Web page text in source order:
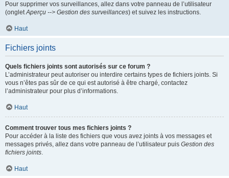
Pour supprimer vos surveillances, allez dans votre panneau de l’utilisateur
(ongletAperçu --> Gestion des surveillances) et suivez les instructions.
Haut
Fichiers joints
Quels fichiers joints sont autorisés sur ce forum ?
L’administrateur peut autoriser ou interdire certains types de fichiers joints. Si
vous n’êtes pas sûr de ce qui est autorisé à être chargé, contactez
l’administrateur pour plus d’informations.
Haut
Comment trouver tous mes fichiers joints ?
Pour accéder à la liste des fichiers que vous avez joints à vos messages et
messages privés, allez dans votre panneau de l’utilisateur puis Gestion des
fichiers joints.
Haut